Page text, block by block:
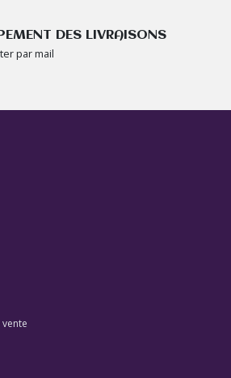
DES LIVRAISONS
par mail